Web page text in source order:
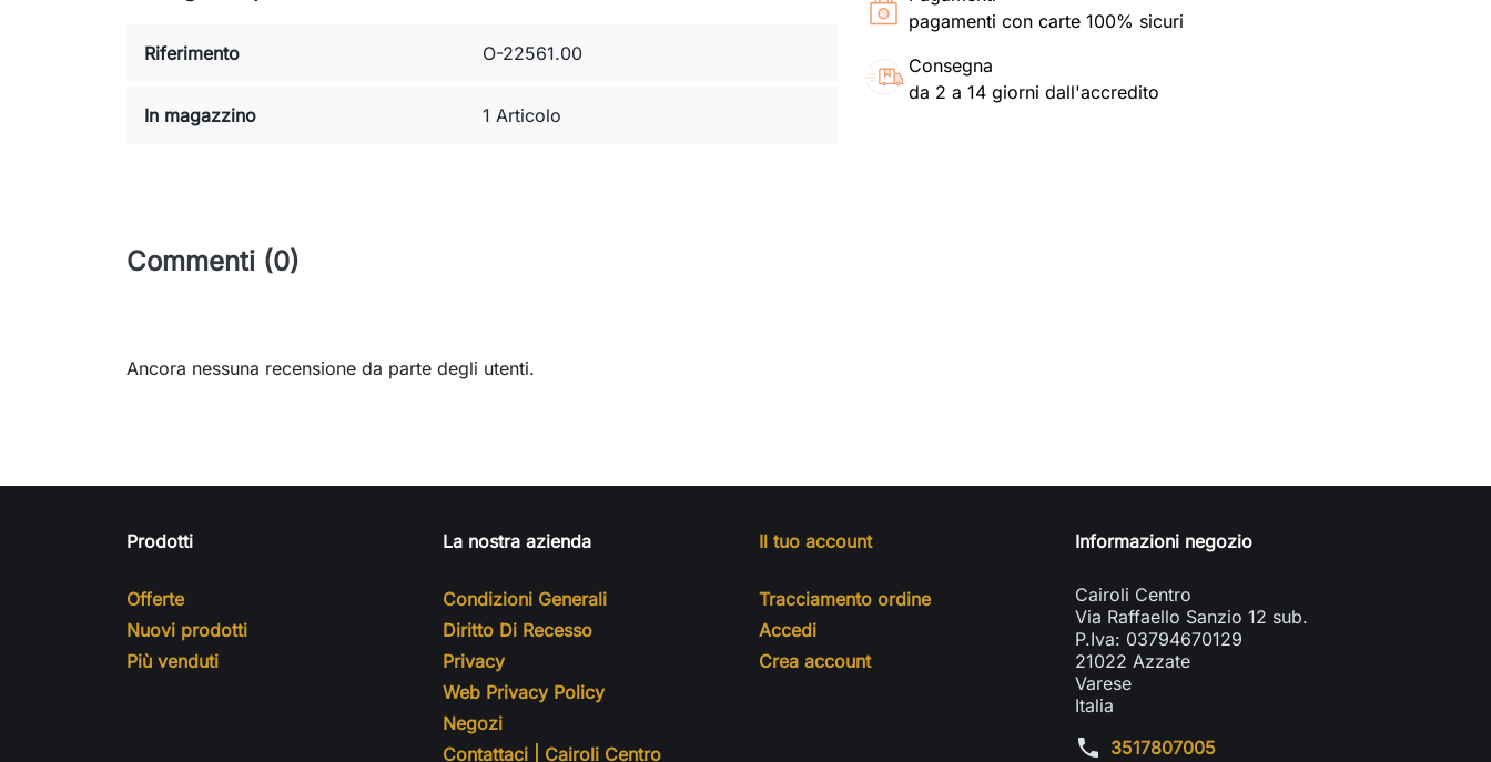
pagamenti con carte 100% sicuri
Consegna
da 2 a 14 giorni dall'accredito
Riferimento O-22561.00
In magazzino 1 Articolo
Commenti (0)
Ancora nessuna recensione da parte degli utenti.
Prodotti
Offerte
Nuovi prodotti
Più venduti
La nostra azienda
Condizioni Generali
Diritto Di Recesso
Privacy
Web Privacy Policy
Negozi
Contattaci | Cairoli Centro
Il tuo account
Tracciamento ordine
Accedi
Crea account
Informazioni negozio
Cairoli Centro
Via Raffaello Sanzio 12 sub.
P.Iva: 03794670129
21022 Azzate
Varese
Italia
phone 3517807005